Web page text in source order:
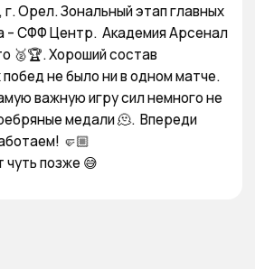
г. Орел. Зональный этап главных
– СФФ Центр.  Академия Арсенал
🥈🏆. Хороший состав
побед не было ни в одном матче.
важную игру сил немного не
медали 🫠.  Впереди
🤛🏼
чуть позже 😅